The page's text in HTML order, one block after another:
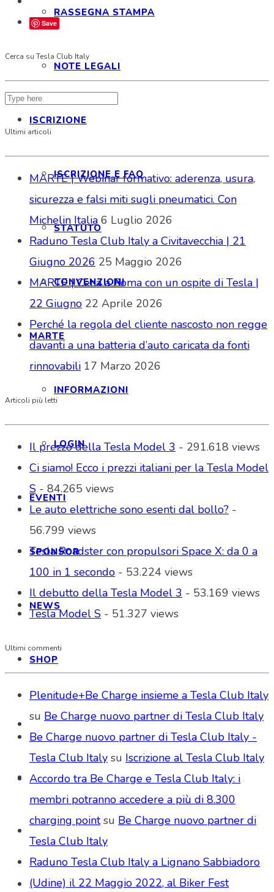
RASSEGNA STAMPA
NOTE LEGALI
ISCRIZIONE
ISCRIZIONE E FAQ
STATUTO
CONVENZIONI
MARTE
INFORMAZIONI
LOGIN
EVENTI
SPONSOR
NEWS
SHOP
Save
Cerca su Tesla Club Italy
Ultimi articoli
MARTE | Webinar formativo: aderenza, usura,
sicurezza e falsi miti sugli pneumatici. Con
Michelin Italia 6 Luglio 2026
Raduno Tesla Club Italy a Civitavecchia | 21
Giugno 2026 25 Maggio 2026
MARTE | Cena a Roma con un ospite di Tesla |
22 Giugno 22 Aprile 2026
Perché la regola del cliente nascosto non regge
davanti a una batteria d’auto caricata da fonti
rinnovabili 17 Marzo 2026
Articoli più letti
Il prezzo della Tesla Model 3 - 291.618 views
Ci siamo! Ecco i prezzi italiani per la Tesla Model
S - 84.265 views
Le auto elettriche sono esenti dal bollo? -
56.799 views
Tesla Roadster con propulsori Space X: da 0 a
100 in 1 secondo - 53.224 views
Il debutto della Tesla Model 3 - 53.169 views
Tesla Model S - 51.327 views
Ultimi commenti
Plenitude+Be Charge insieme a Tesla Club Italy
su Be Charge nuovo partner di Tesla Club Italy
Be Charge nuovo partner di Tesla Club Italy -
Tesla Club Italy su Iscrizione al Tesla Club Italy
Accordo tra Be Charge e Tesla Club Italy: i
membri potranno accedere a più di 8.300
charging pointsu Be Charge nuovo partner di
Tesla Club Italy
Raduno Tesla Club Italy a Lignano Sabbiadoro
(Udine) il 22 Maggio 2022, al Biker Fest